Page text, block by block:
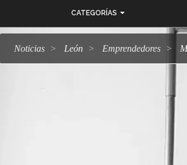
CATEGORÍAS
Noticias León emprendedores